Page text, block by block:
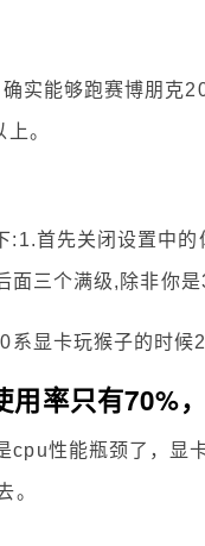
实能够跑赛博朋克
。
首先关闭设置中
三个满级,除非你是
显卡玩猴子的时候
性能瓶颈了，显
。